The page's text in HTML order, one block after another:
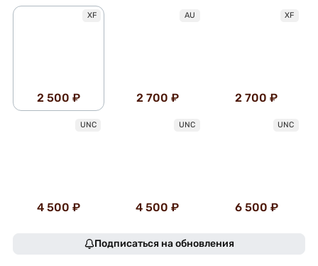
XF
2 500 ₽
AU
2 700 ₽
XF
2 700 ₽
UNC
4 500 ₽
UNC
4 500 ₽
UNC
6 500 ₽
Подписаться на обновления